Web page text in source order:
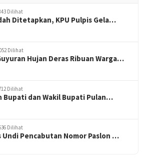
Dilihat
Ditetapkan, KPU Pulpis Gela…
Dilihat
Hujan Deras Ribuan Warga…
Dilihat
Bupati dan Wakil Bupati Pulan…
Dilihat
Undi Pencabutan Nomor Paslon …